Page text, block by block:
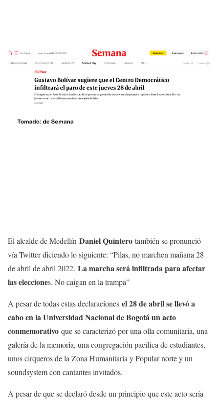
El alcalde de Medellín Daniel Quintero también se pronunció
vía Twitter diciendo lo siguiente: “Pilas, no marchen mañana 28
de abril de abril 2022. La marcha será infiltrada para afectar
las elecciones. No caigan en la trampa”
A pesar de todas estas declaraciones el 28 de abril se llevó a
cabo en la Universidad Nacional de Bogotá un acto
conmemorativo que se caracterizó por una olla comunitaria, una
galería de la memoria, una congregación pacífica de estudiantes,
unos cirqueros de la Zona Humanitaria y Popular norte y un
soundsystem con cantantes invitados.
A pesar de que se declaró desde un principio que este acto sería